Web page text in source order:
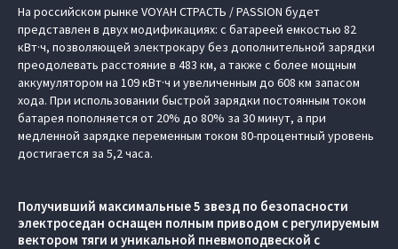
На российском рынке VOYAH СТРАСТЬ / PASSION будет
представлен в двух модификациях: с батареей емкостью 82
кВт·ч, позволяющей электрокару без дополнительной зарядки
преодолевать расстояние в 483 км, а также с более мощным
аккумулятором на 109 кВт·ч и увеличенным до 608 км запасом
хода. При использовании быстрой зарядки постоянным током
батарея пополняется от 20% до 80% за 30 минут, а при
медленной зарядке переменным током 80-процентный уровень
достигается за 5,2 часа.
Получивший максимальные 5 звезд по безопасности
электроседан оснащен полным приводом с регулируемым
вектором тяги и уникальной пневмоподвеской с